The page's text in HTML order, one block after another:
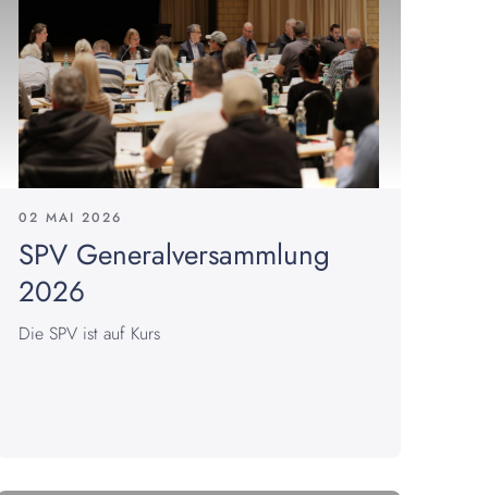
02 MAI 2026
SPV Generalversammlung
2026
Die SPV ist auf Kurs